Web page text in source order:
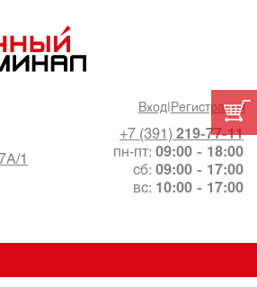
Вход| Регистрация
+7 (391) 219-77-11
пн-пт: 09:00 - 18:00
сб: 09:00 - 17:00
вс: 10:00 - 17:00
1